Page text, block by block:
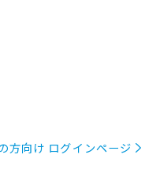
方向け ログインページ